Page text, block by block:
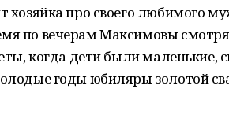
хозяйка про своего любимого
по вечерам Максимовы
когда дети были маленькие,
годы юбиляры золотой